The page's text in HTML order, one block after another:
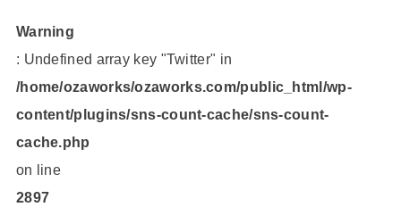
Warning
: Undefined array key "Twitter" in
/home/ozaworks/ozaworks.com/public_html/wp-
content/plugins/sns-count-cache/sns-count-
cache.php
on line
2897